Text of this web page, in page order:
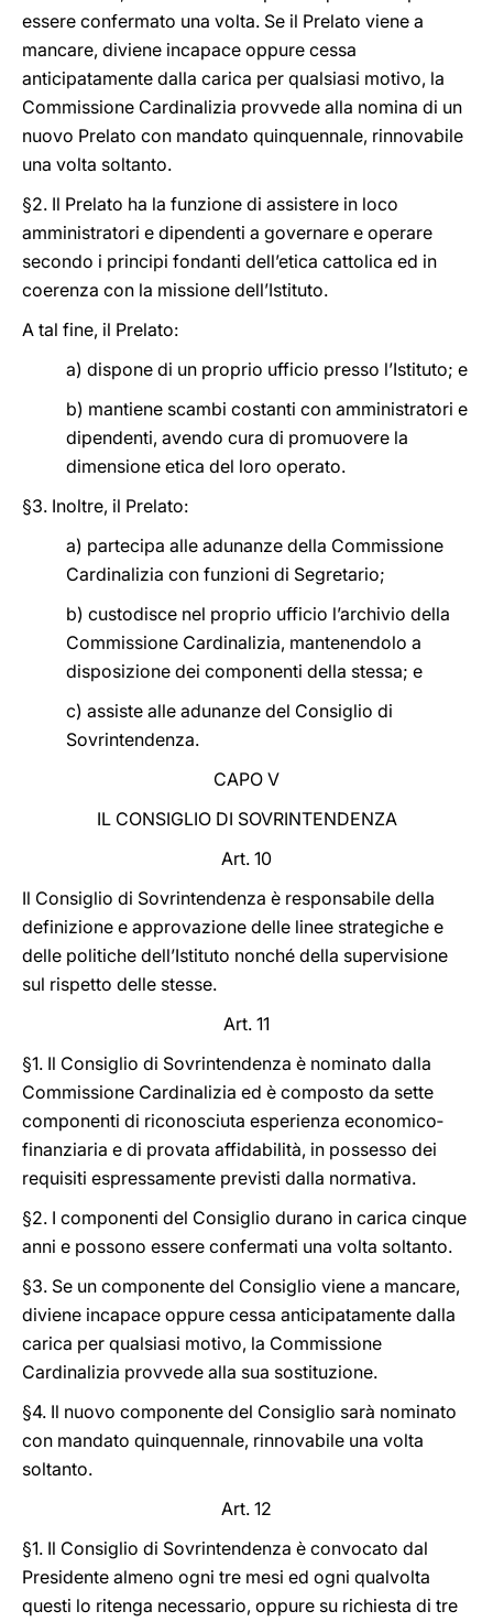
essere confermato una volta. Se il Prelato viene a
mancare, diviene incapace oppure cessa
anticipatamente dalla carica per qualsiasi motivo, la
Commissione Cardinalizia provvede alla nomina di un
nuovo Prelato con mandato quinquennale, rinnovabile
una volta soltanto.
§2. Il Prelato ha la funzione di assistere in loco
amministratori e dipendenti a governare e operare
secondo i principi fondanti dell’etica cattolica ed in
coerenza con la missione dell’Istituto.
A tal fine, il Prelato:
a) dispone di un proprio ufficio presso l’Istituto; e
b) mantiene scambi costanti con amministratori e
dipendenti, avendo cura di promuovere la
dimensione etica del loro operato.
§3. Inoltre, il Prelato:
a) partecipa alle adunanze della Commissione
Cardinalizia con funzioni di Segretario;
b) custodisce nel proprio ufficio l’archivio della
Commissione Cardinalizia, mantenendolo a
disposizione dei componenti della stessa; e
c) assiste alle adunanze del Consiglio di
Sovrintendenza.
CAPO V
IL CONSIGLIO DI SOVRINTENDENZA
Art. 10
Il Consiglio di Sovrintendenza è responsabile della
definizione e approvazione delle linee strategiche e
delle politiche dell’Istituto nonché della supervisione
sul rispetto delle stesse.
Art. 11
§1. Il Consiglio di Sovrintendenza è nominato dalla
Commissione Cardinalizia ed è composto da sette
componenti di riconosciuta esperienza economico‐
finanziaria e di provata affidabilità, in possesso dei
requisiti espressamente previsti dalla normativa.
§2. I componenti del Consiglio durano in carica cinque
anni e possono essere confermati una volta soltanto.
§3. Se un componente del Consiglio viene a mancare,
diviene incapace oppure cessa anticipatamente dalla
carica per qualsiasi motivo, la Commissione
Cardinalizia provvede alla sua sostituzione.
§4. Il nuovo componente del Consiglio sarà nominato
con mandato quinquennale, rinnovabile una volta
soltanto.
Art. 12
§1. Il Consiglio di Sovrintendenza è convocato dal
Presidente almeno ogni tre mesi ed ogni qualvolta
questi lo ritenga necessario, oppure su richiesta di tre